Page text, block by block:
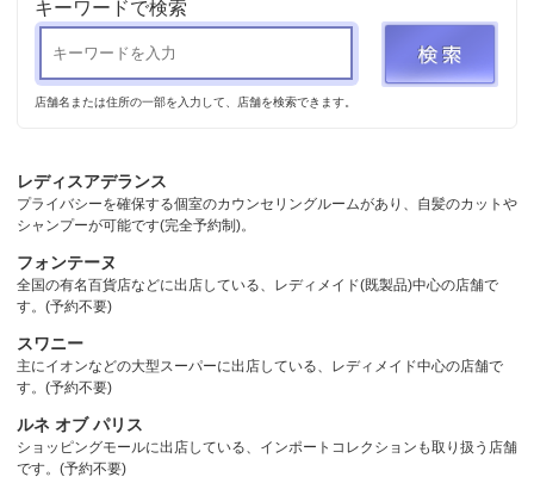
キーワードで検索
店舗名または住所の一部を入力して、店舗を検索できます。
レディスアデランス
プライバシーを確保する個室のカウンセリングルームがあり、自髪のカットや
シャンプーが可能です(完全予約制)。
フォンテーヌ
全国の有名百貨店などに出店している、レディメイド(既製品)中心の店舗で
す。(予約不要)
スワニー
主にイオンなどの大型スーパーに出店している、レディメイド中心の店舗で
す。(予約不要)
ルネ オブ パリス
ショッピングモールに出店している、インポートコレクションも取り扱う店舗
です。(予約不要)